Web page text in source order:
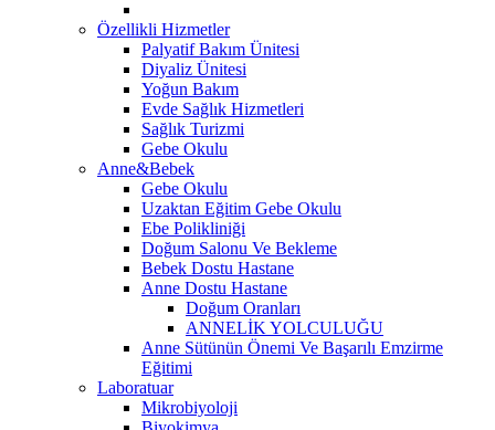
Özellikli Hizmetler
Palyatif Bakım Ünitesi
Diyaliz Ünitesi
Yoğun Bakım
Evde Sağlık Hizmetleri
Sağlık Turizmi
Gebe Okulu
Anne&Bebek
Gebe Okulu
Uzaktan Eğitim Gebe Okulu
Ebe Polikliniği
Doğum Salonu Ve Bekleme
Bebek Dostu Hastane
Anne Dostu Hastane
Doğum Oranları
ANNELİK YOLCULUĞU
Anne Sütünün Önemi Ve Başarılı Emzirme
Eğitimi
Laboratuar
Mikrobiyoloji